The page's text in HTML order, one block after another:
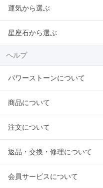
運気から選ぶ
星座石から選ぶ
ヘルプ
パワーストーンについて
商品について
注文について
返品・交換・修理について
会員サービスについて